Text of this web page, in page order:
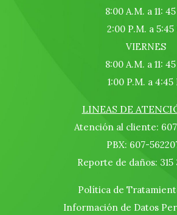
8:00 A.M. a 11:
2:00 P.M. a 5:45
VIERNES
8:00 A.M. a 11:
1:00 P.M. a 4:45
LINEAS DE
Atención al cliente:
PBX: 607-
Reporte de daños: 315
Política de
Información de Datos